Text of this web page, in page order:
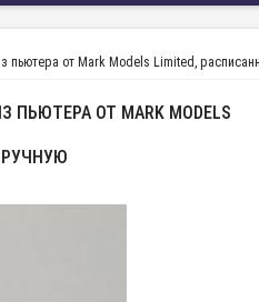
пьютера от Mark Models Limited,
ОТ MARK MODELS